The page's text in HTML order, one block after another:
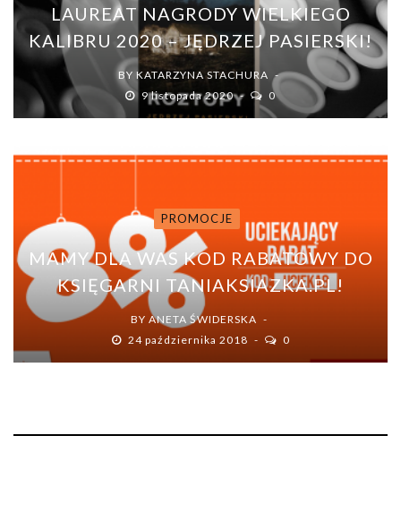
LAUREAT NAGRODY WIELKIEGO
KALIBRU 2020 – JĘDRZEJ PASIERSKI!
BY KATARZYNA STACHURA
9 listopada 2020
0
PROMOCJE
MAMY DLA WAS KOD RABATOWY DO
KSIĘGARNI TANIAKSIAZKA.PL!
BY ANETA ŚWIDERSKA
24 października 2018
0